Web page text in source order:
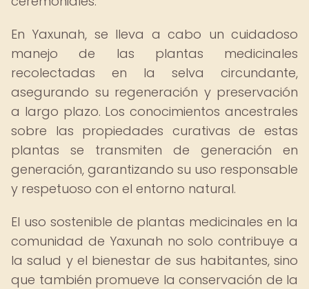
En Yaxunah, se lleva a cabo un cuidadoso
manejo de las plantas medicinales
recolectadas en la selva circundante,
asegurando su regeneración y preservación
a largo plazo. Los conocimientos ancestrales
sobre las propiedades curativas de estas
plantas se transmiten de generación en
generación, garantizando su uso responsable
y respetuoso con el entorno natural.
El uso sostenible de plantas medicinales en la
comunidad de Yaxunah no solo contribuye a
la salud y el bienestar de sus habitantes, sino
que también promueve la conservación de la